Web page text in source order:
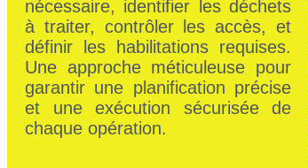
nécessaire, identifier les déchets
à traiter, contrôler les accès, et
définir les habilitations requises.
Une approche méticuleuse pour
garantir une planification précise
et une exécution sécurisée de
chaque opération.